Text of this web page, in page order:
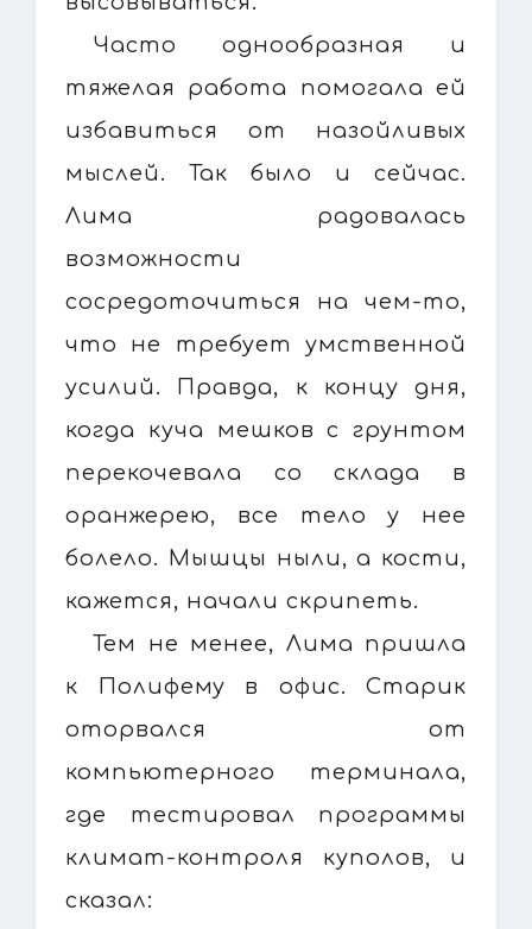
Часто однообразная и
тяжелая работа помогала ей
избавиться от назойливых
мыслей. Так было и сейчас.
Лима радовалась
возможности
сосредоточиться на чем-то,
что не требует умственной
усилий. Правда, к концу дня,
когда куча мешков с грунтом
перекочевала со склада в
оранжерею, все тело у нее
болело. Мышцы ныли, а кости,
кажется, начали скрипеть.
Тем не менее, Лима пришла
к Полифему в офис. Старик
оторвался от
компьютерного терминала,
где тестировал программы
климат-контроля куполов, и
сказал: